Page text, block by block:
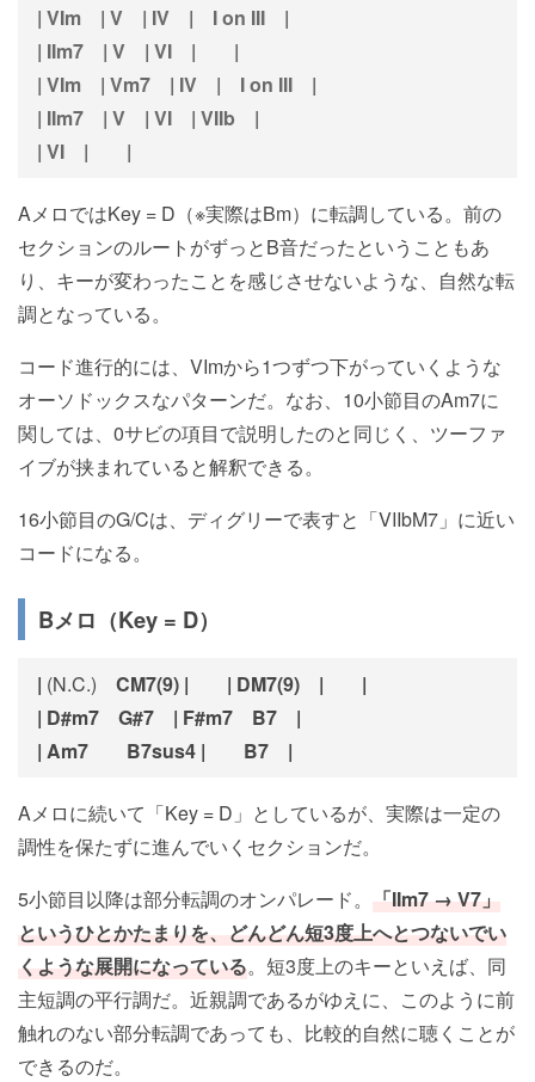
| VIm | V | IV | I on III |
| IIm7 | V | VI | |
| VIm | Vm7 | IV | I on III |
| IIm7 | V | VI | VIIb |
| VI | |
AメロではKey = D（※実際はBm）に転調している。前の
セクションのルートがずっとB音だったということもあ
り、キーが変わったことを感じさせないような、自然な転
調となっている。
コード進行的には、VImから1つずつ下がっていくような
オーソドックスなパターンだ。なお、10小節目のAm7に
関しては、0サビの項目で説明したのと同じく、ツーファ
イブが挟まれていると解釈できる。
16小節目のG/Cは、ディグリーで表すと「VIIbM7」に近い
コードになる。
Bメロ（Key = D）
| (N.C.) CM7(9) | | DM7(9) | |
| D#m7 G#7 | F#m7 B7 |
| Am7 B7sus4 | B7 |
Aメロに続いて「Key = D」としているが、実際は一定の
調性を保たずに進んでいくセクションだ。
5小節目以降は部分転調のオンパレード。
「IIm7 → V7」
というひとかたまりを、どんどん短3度上へとつないでい
くような展開になっている。短3度上のキーといえば、同
主短調の平行調だ。近親調であるがゆえに、このように前
触れのない部分転調であっても、比較的自然に聴くことが
できるのだ。